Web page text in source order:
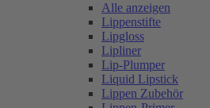
Alle anzeigen
Lippenstifte
Lipgloss
Lipliner
Lip-Plumper
Liquid Lipstick
Lippen Zubehör